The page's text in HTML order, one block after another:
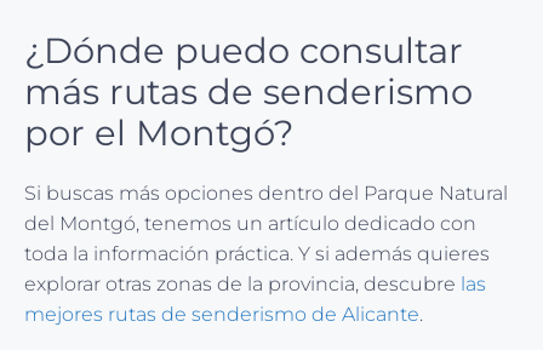
¿Dónde puedo consultar
más rutas de senderismo
por el Montgó?
Si buscas más opciones dentro del Parque Natural
del Montgó, tenemos un artículo dedicado con
toda la información práctica. Y si además quieres
explorar otras zonas de la provincia, descubre las
mejores rutas de senderismo de Alicante.